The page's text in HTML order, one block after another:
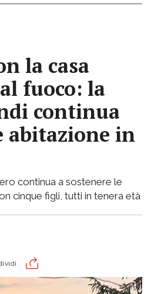
la casa
fuoco: la
continua
abitazione in
continua a sostenere le
cinque figli, tutti in tenera età